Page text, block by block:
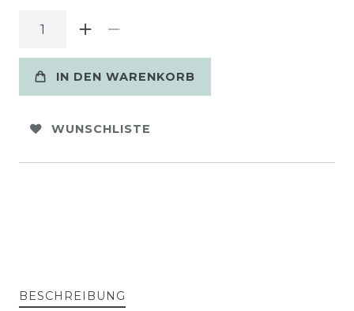
IN DEN WARENKORB
WUNSCHLISTE
BESCHREIBUNG